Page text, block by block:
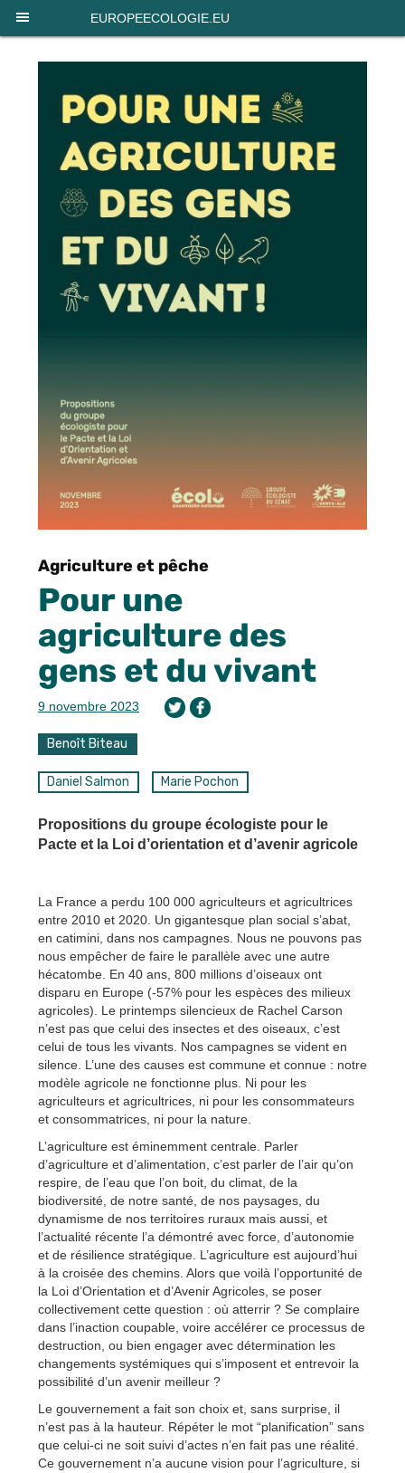
EUROPEECOLOGIE.EU
Agriculture et pêche
Pour une
agriculture des
gens et du vivant
9 novembre 2023
Benoît Biteau
Daniel Salmon Marie Pochon
Propositions du groupe écologiste pour le
Pacte et la Loi d’orientation et d’avenir agricole
La France a perdu 100 000 agriculteurs et agricultrices
entre 2010 et 2020. Un gigantesque plan social s’abat,
en catimini, dans nos campagnes. Nous ne pouvons pas
nous empêcher de faire le parallèle avec une autre
hécatombe. En 40 ans, 800 millions d’oiseaux ont
disparu en Europe (-57% pour les espèces des milieux
agricoles). Le printemps silencieux de Rachel Carson
n’est pas que celui des insectes et des oiseaux, c’est
celui de tous les vivants. Nos campagnes se vident en
silence. L’une des causes est commune et connue : notre
modèle agricole ne fonctionne plus. Ni pour les
agriculteurs et agricultrices, ni pour les consommateurs
et consommatrices, ni pour la nature.
L’agriculture est éminemment centrale. Parler
d’agriculture et d’alimentation, c’est parler de l’air qu’on
respire, de l’eau que l’on boit, du climat, de la
biodiversité, de notre santé, de nos paysages, du
dynamisme de nos territoires ruraux mais aussi, et
l’actualité récente l’a démontré avec force, d’autonomie
et de résilience stratégique. L’agriculture est aujourd’hui
à la croisée des chemins. Alors que voilà l’opportunité de
la Loi d’Orientation et d’Avenir Agricoles, se poser
collectivement cette question : où atterrir ? Se complaire
dans l’inaction coupable, voire accélérer ce processus de
destruction, ou bien engager avec détermination les
changements systémiques qui s’imposent et entrevoir la
possibilité d’un avenir meilleur ?
Le gouvernement a fait son choix et, sans surprise, il
n’est pas à la hauteur. Répéter le mot “planification” sans
que celui-ci ne soit suivi d’actes n’en fait pas une réalité.
Ce gouvernement n’a aucune vision pour l’agriculture, si